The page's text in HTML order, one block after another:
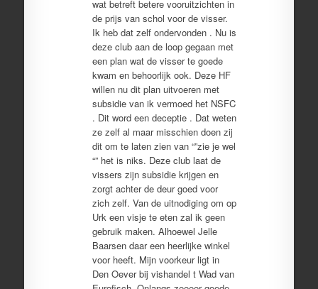
wat betreft betere vooruitzichten in
de prijs van schol voor de visser.
Ik heb dat zelf ondervonden . Nu is
deze club aan de loop gegaan met
een plan wat de visser te goede
kwam en behoorlijk ook. Deze HF
willen nu dit plan uitvoeren met
subsidie van ik vermoed het NSFC
. Dit word een deceptie . Dat weten
ze zelf al maar misschien doen zij
dit om te laten zien van “”zie je wel
“” het is niks. Deze club laat de
vissers zijn subsidie krijgen en
zorgt achter de deur goed voor
zich zelf. Van de uitnodiging om op
Urk een visje te eten zal ik geen
gebruik maken. Alhoewel Jelle
Baarsen daar een heerlijke winkel
voor heeft. Mijn voorkeur ligt in
Den Oever bij vishandel t Wad van